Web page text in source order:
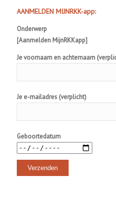
AANMELDEN MIJNRKK-app:
Onderwerp
[Aanmelden MijnRKKapp]
Je voornaam en achternaam
Je e-mailadres (verplicht)
Geboortedatum